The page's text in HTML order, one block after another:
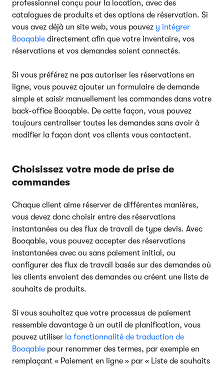
professionnel conçu pour la location, avec des
catalogues de produits et des options de réservation. Si
vous avez déjà un site web, vous pouvez y intégrer
Booqable directement afin que votre inventaire, vos
réservations et vos demandes soient connectés.
Si vous préférez ne pas autoriser les réservations en
ligne, vous pouvez ajouter un formulaire de demande
simple et saisir manuellement les commandes dans votre
back-office Booqable. De cette façon, vous pouvez
toujours centraliser toutes les demandes sans avoir à
modifier la façon dont vos clients vous contactent.
Choisissez votre mode de prise de
commandes
Chaque client aime réserver de différentes manières,
vous devez donc choisir entre des réservations
instantanées ou des flux de travail de type devis. Avec
Booqable, vous pouvez accepter des réservations
instantanées avec ou sans paiement initial, ou
configurer des flux de travail basés sur des demandes où
les clients envoient des demandes ou créent une liste de
souhaits de produits.
Si vous souhaitez que votre processus de paiement
ressemble davantage à un outil de planification, vous
pouvez utiliser la fonctionnalité de traduction de
Booqable pour renommer des termes, par exemple en
remplaçant « Paiement en ligne » par « Liste de souhaits